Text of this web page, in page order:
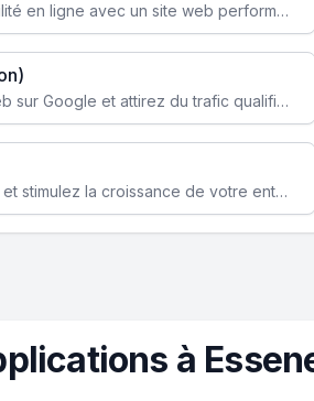
Augmentez votre visibilité et crédibilité en ligne avec un site web performant, conçu pour attirer plus de clients.
Boostez la visibilité de votre site web sur Google et attirez du trafic qualifié grâce à nos stratégies SEO.
Augmentez votre notoriété en ligne et stimulez la croissance de votre entreprise grâce à une stratégie sociale sur mesure.
à